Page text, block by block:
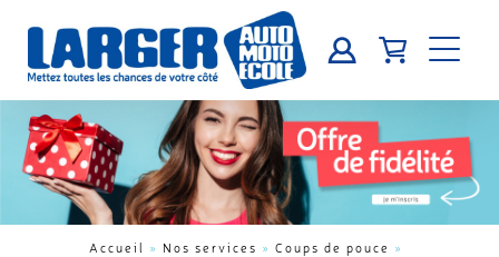
Accueil » Nos services » Coups de pouce »